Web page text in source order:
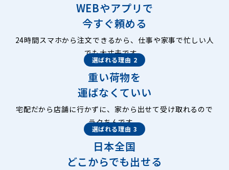
WEBやアプリで
今すぐ頼める
24時間スマホから注文できるから、仕事や家事で忙しい人
でも大丈夫です。
選ばれる理由 2
重い荷物を
運ばなくていい
宅配だから店舗に行かずに、家から出せて受け取れるので
ラクちんです。
選ばれる理由 3
日本全国
どこからでも出せる